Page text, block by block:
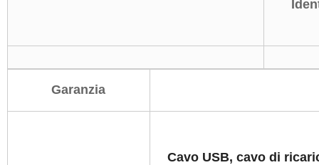
Garanzia
Cavo USB, cavo di